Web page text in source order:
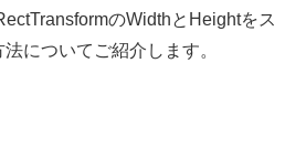
のWidthとHeightをス
についてご紹介します。